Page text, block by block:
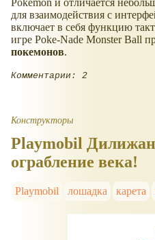
Pokémon и отличается
для взаимодействия с
включает в себя функцию
игре Poke-Nade Monster Ball
покемонов.
Комментарии: 2
Конструкторы
Playmobil
ограбление века!
Playmobil лошадка карета